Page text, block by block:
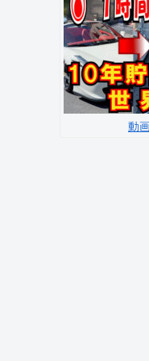
動